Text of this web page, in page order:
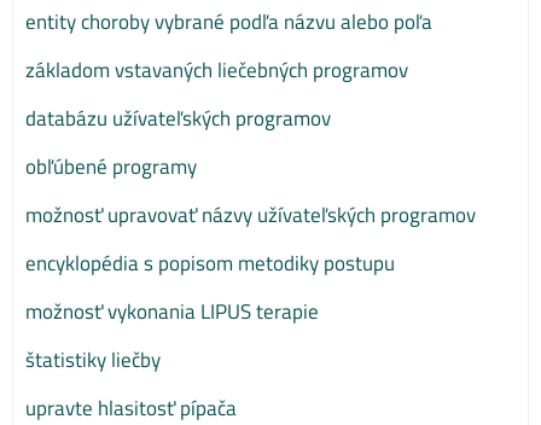
entity choroby vybrané podľa názvu alebo poľa
základom vstavaných liečebných programov
databázu užívateľských programov
obľúbené programy
možnosť upravovať názvy užívateľských programov
encyklopédia s popisom metodiky postupu
možnosť vykonania LIPUS terapie
štatistiky liečby
upravte hlasitosť pípača